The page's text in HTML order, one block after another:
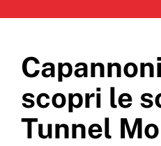
scopri le
Tunnel